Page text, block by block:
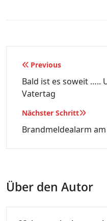
Previous
Bald ist es soweit …..
Vatertag
Nächster Schritt
Brandmeldealarm am
Über den Autor